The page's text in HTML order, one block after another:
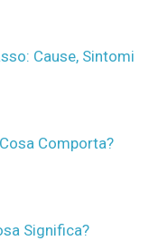
Cause, Sintomi
Comporta?
Significa?